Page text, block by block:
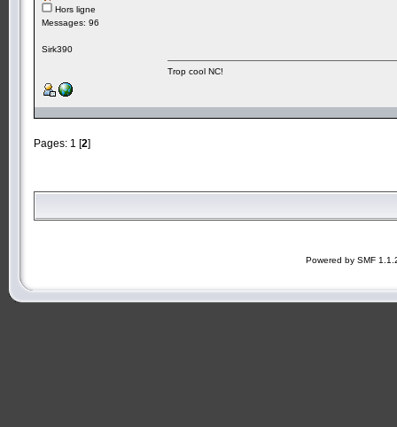
Hors ligne
Messages: 96
Sirk390
Trop cool NC!
Pages: 1 [2]
Powered by SMF